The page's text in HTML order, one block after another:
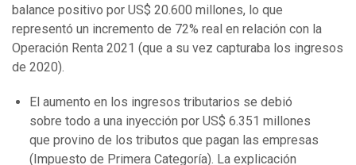
balance positivo por US$ 20.600 millones, lo que
representó un incremento de 72% real en relación con la
Operación Renta 2021 (que a su vez capturaba los ingresos
de 2020).
El aumento en los ingresos tributarios se debió
sobre todo a una inyección por US$ 6.351 millones
que provino de los tributos que pagan las empresas
(Impuesto de Primera Categoría). La explicación